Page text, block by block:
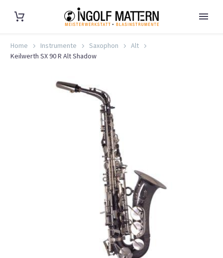
Home Instrumente Saxophon
Alt
Keilwerth SX 90 R Alt Shadow